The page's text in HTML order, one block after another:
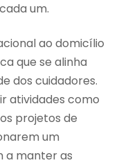
um.
ao domicílio
que se alinha
dos cuidadores.
atividades como
projetos de
um
a manter as